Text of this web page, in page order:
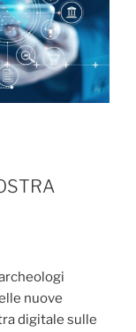
nuove
digitale sulle